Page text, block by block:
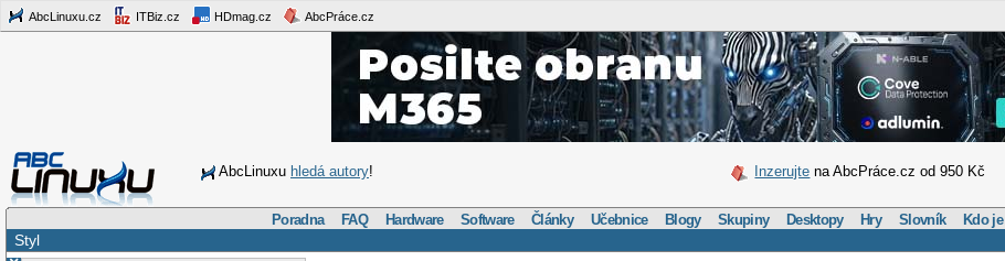
AbcLinuxu.cz ITBiz.cz HDmag.cz AbcPráce.cz
AbcLinuxu hledá autory! Inzerujte na AbcPráce.cz od 950 Kč
Poradna FAQ Hardware Software Články Učebnice Blogy Skupiny Desktopy Hry Slovník Kdo je
Styl